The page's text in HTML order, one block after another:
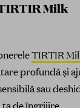
Milk
TIRTIR
profundă și
sau
ta de îngrijire.